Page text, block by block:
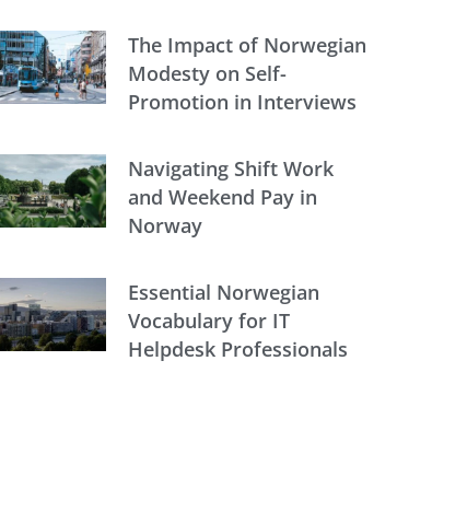
The Impact of Norwegian
Modesty on Self-
Promotion in Interviews
Navigating Shift Work
and Weekend Pay in
Norway
Essential Norwegian
Vocabulary for IT
Helpdesk Professionals